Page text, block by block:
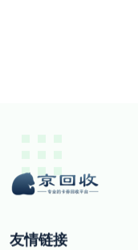
友情链接